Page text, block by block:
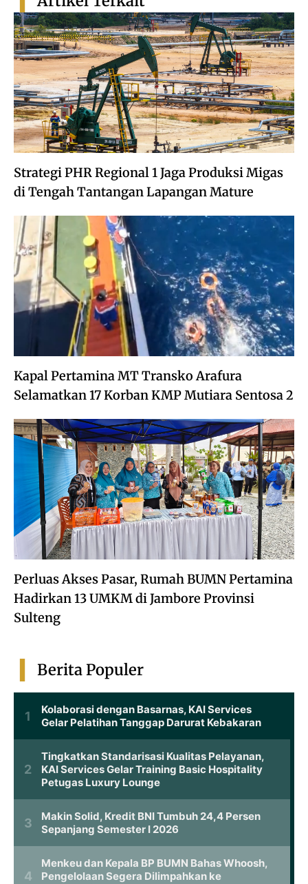
Strategi PHR Regional 1 Jaga Produksi Migas
di Tengah Tantangan Lapangan Mature
Kapal Pertamina MT Transko Arafura
Selamatkan 17 Korban KMP Mutiara Sentosa 2
Perluas Akses Pasar, Rumah BUMN Pertamina
Hadirkan 13 UMKM di Jambore Provinsi
Sulteng
Berita Populer